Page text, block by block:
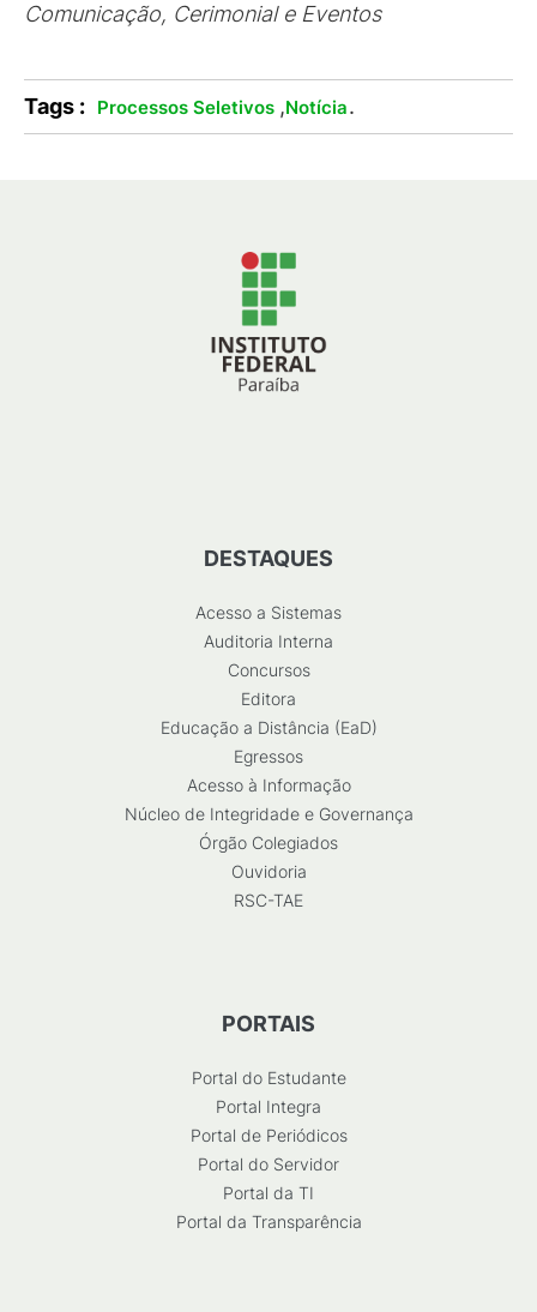
Comunicação, Cerimonial e Eventos
Tags : Processos Seletivos ,Notícia.
DESTAQUES
Acesso a Sistemas
Auditoria Interna
Concursos
Editora
Educação a Distância (EaD)
Egressos
Acesso à Informação
Núcleo de Integridade e Governança
Órgão Colegiados
Ouvidoria
RSC-TAE
PORTAIS
Portal do Estudante
Portal Integra
Portal de Periódicos
Portal do Servidor
Portal da TI
Portal da Transparência